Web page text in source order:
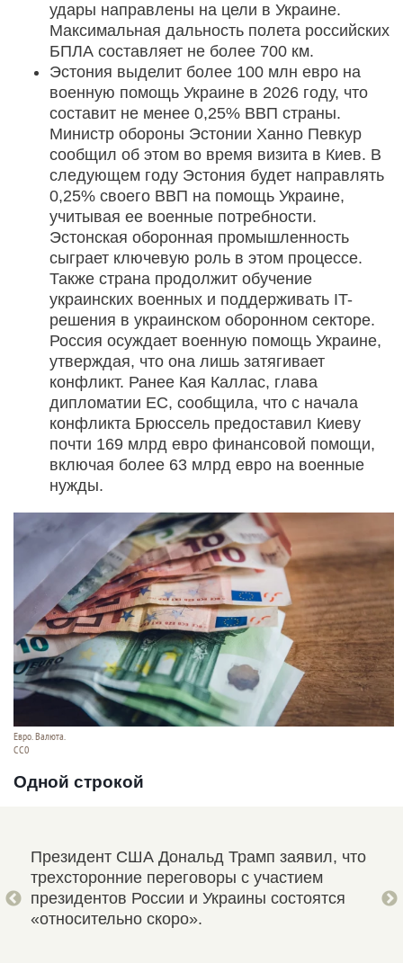
удары направлены на цели в Украине.
Максимальная дальность полета российских
БПЛА составляет не более 700 км.
Эстония выделит более 100 млн евро на
военную помощь Украине в 2026 году, что
составит не менее 0,25% ВВП страны.
Министр обороны Эстонии Ханно Певкур
сообщил об этом во время визита в Киев. В
следующем году Эстония будет направлять
0,25% своего ВВП на помощь Украине,
учитывая ее военные потребности.
Эстонская оборонная промышленность
сыграет ключевую роль в этом процессе.
Также страна продолжит обучение
украинских военных и поддерживать IT-
решения в украинском оборонном секторе.
Россия осуждает военную помощь Украине,
утверждая, что она лишь затягивает
конфликт. Ранее Кая Каллас, глава
дипломатии ЕС, сообщила, что с начала
конфликта Брюссель предоставил Киеву
почти 169 млрд евро финансовой помощи,
включая более 63 млрд евро на военные
нужды.
Евро. Валюта.
CC0
Одной строкой
Президент США Дональд Трамп заявил, что
трехсторонние переговоры с участием
президентов России и Украины состоятся
«относительно скоро».